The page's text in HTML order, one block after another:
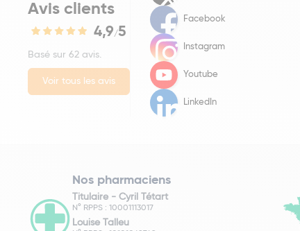
Avis clients
4,9/5
Basé sur 62 avis.
Voir tous les avis
Facebook
Instagram
Youtube
LinkedIn
Nos pharmaciens
Titulaire - Cyril Tétart
N° RPPS : 10001113017
Louise Talleu